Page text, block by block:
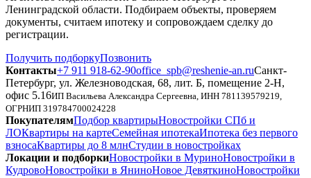
Ленинградской области. Подбираем объекты, проверяем
документы, считаем ипотеку и сопровождаем сделку до
регистрации.
Получить подборкуПозвонить
Контакты+7 911 918-62-90office_spb@reshenie-an.ruСанкт-
Петербург, ул. Железноводская, 68, лит. Б, помещение 2-Н,
офис 5.16ИП Васильева Александра Сергеевна , ИНН 781139579219
ОГРНИП 319784700024228
ПокупателямПодбор квартирыНовостройки СПб и
ЛОКвартиры на картеСемейная ипотекаИпотека без первого
взносаКвартиры до 8 млнСтудии в новостройках
Локации и подборкиНовостройки в МуриноНовостройки в
КудровоНовостройки в ЯниноНовое ДевяткиноНовостройки